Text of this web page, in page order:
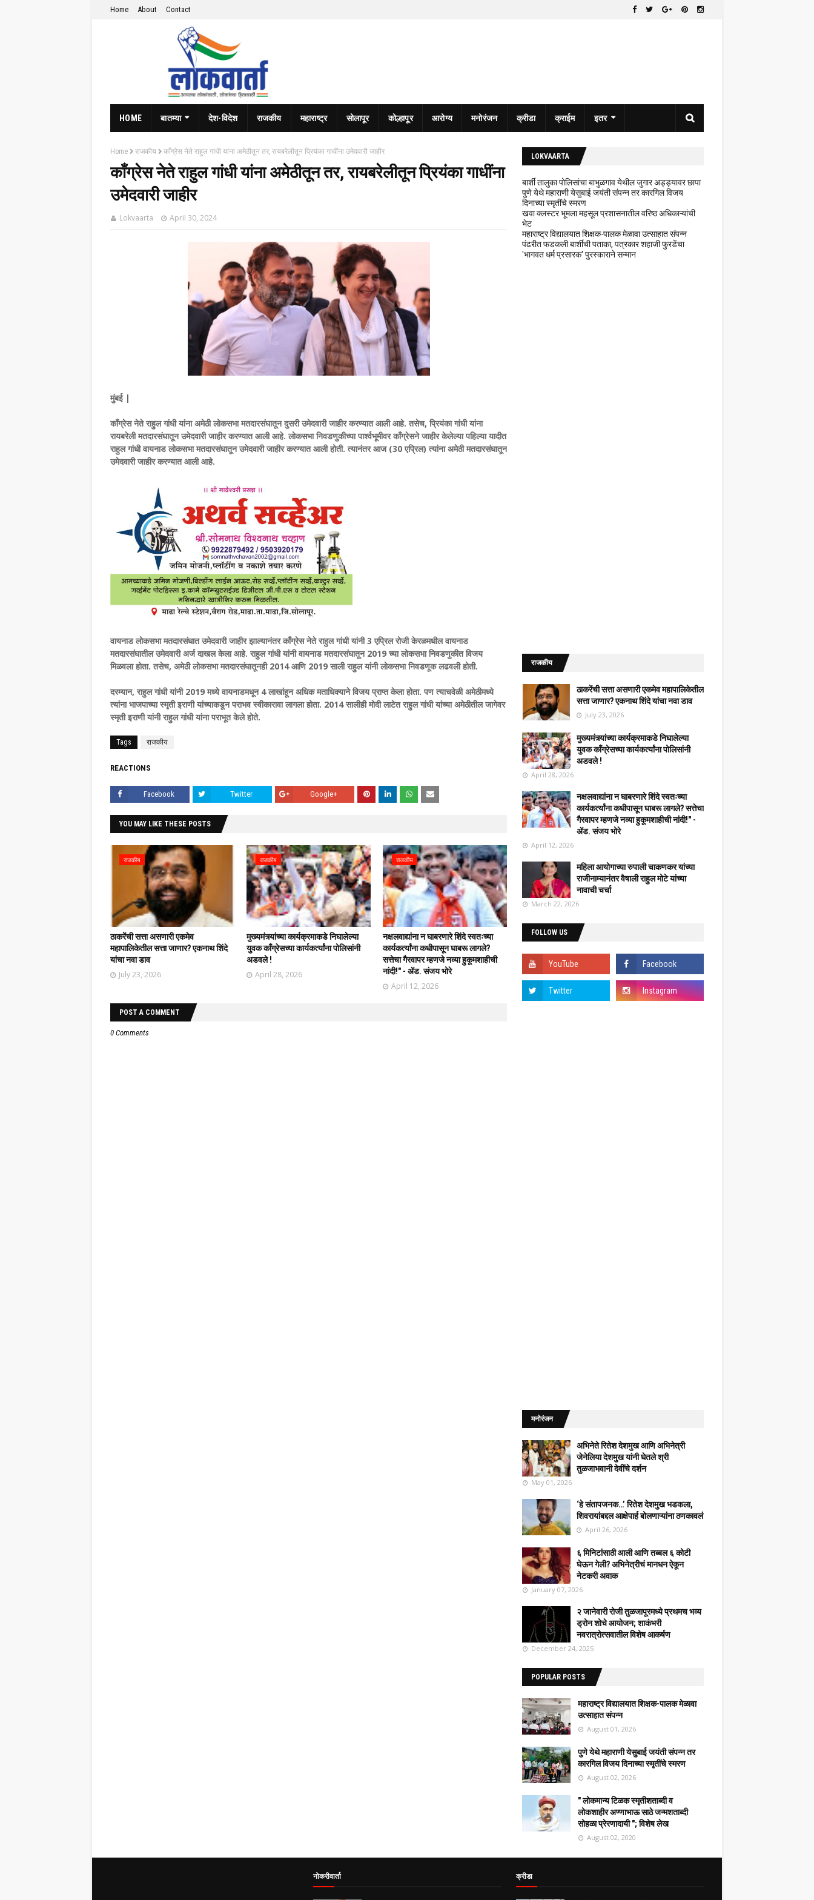
Home About Contact
HOME बातम्या देश-विदेश राजकीय महाराष्ट्र सोलापूर कोल्हापूर आरोग्य मनोरंजन क्रीडा क्राईम इतर
Home राजकीय काँग्रेस नेते राहुल गांधी यांना अमेठीतून तर, रायबरेलीतून प्रियंका गाधींना उमेदवारी जाहीर
काँग्रेस नेते राहुल गांधी यांना अमेठीतून तर, रायबरेलीतून प्रियंका गाधींना
उमेदवारी जाहीर
Lokvaarta April 30, 2024
मुंबई |
काँग्रेस नेते राहुल गांधी यांना अमेठी लोकसभा मतदारसंघातून दुसरी उमेदवारी जाहीर करण्यात आली आहे. तसेच, प्रियंका गांधी यांना
रायबरेली मतदारसंघातून उमेदवारी जाहीर करण्यात आली आहे. लोकसभा निवडणुकीच्या पार्श्वभूमीवर काँग्रेसने जाहीर केलेल्या पहिल्या यादीत
राहुल गांधी वायनाड लोकसभा मतदारसंघातून उमेदवारी जाहीर करण्यात आली होती. त्यानंतर आज (30 एप्रिल) त्यांना अमेठी मतदारसंघातून
उमेदवारी जाहीर करण्यात आली आहे.
वायनाड लोकसभा मतदारसंघात उमेदवारी जाहीर झाल्यानंतर काँग्रेस नेते राहुल गांधी यांनी 3 एप्रिल रोजी केरळमधील वायनाड
मतदारसंघातील उमेदवारी अर्ज दाखल केला आहे. राहुल गांधी यांनी वायनाड मतदारसंघातून 2019 च्या लोकसभा निवडणुकीत विजय
मिळवला होता. तसेच, अमेठी लोकसभा मतदारसंघातूनही 2014 आणि 2019 साली राहुल यांनी लोकसभा निवडणूक लढवली होती.
दरम्यान, राहुल गांधी यांनी 2019 मध्ये वायनाडमधून 4 लाखांहून अधिक मताधिक्याने विजय प्राप्त केला होता. पण त्याचवेळी अमेठीमध्ये
त्यांना भाजपाच्या स्मृती इराणी यांच्याकडून पराभव स्वीकारावा लागला होता. 2014 सालीही मोदी लाटेत राहुल गांधी यांच्या अमेठीतील जागेवर
स्मृती इराणी यांनी राहुल गांधी यांना पराभूत केले होते.
Tags राजकीय
REACTIONS
Facebook Twitter Google+
YOU MAY LIKE THESE POSTS
राजकीय
ठाकरेंची सत्ता असणारी एकमेव
महापालिकेतील सत्ता जाणार? एकनाथ शिंदे
यांचा नवा डाव
July 23, 2026
राजकीय
मुख्यमंत्र्यांच्या कार्यक्रमाकडे निघालेल्या
युवक काँग्रेसच्या कार्यकर्त्यांना पोलिसांनी
अडवले !
April 28, 2026
राजकीय
नक्षलवाद्यांना न घाबरणारे शिंदे स्वतःच्या
कार्यकर्त्यांना कधीपासून घाबरू लागले?
सत्तेचा गैरवापर म्हणजे नव्या हुकूमशाहीची
नांदी!" - ॲड. संजय भोरे
April 12, 2026
POST A COMMENT
0 Comments
LOKVAARTA
बार्शी तालुका पोलिसांचा बाभुळगाव येथील जुगार अड्ड्यावर छापा
पुणे येथे महाराणी येसुबाई जयंती संपन्न तर कारगिल विजय
दिनाच्या स्मृतींचे स्मरण
खवा क्लस्टर भूमला महसूल प्रशासनातील वरिष्ठ अधिकाऱ्यांची
भेट
महाराष्ट्र विद्यालयात शिक्षक-पालक मेळावा उत्साहात संपन्न
पंढरीत फडकली बार्शीची पताका, पत्रकार शहाजी फुरडेंचा
'भागवत धर्म प्रसारक' पुरस्काराने सन्मान
राजकीय
ठाकरेंची सत्ता असणारी एकमेव महापालिकेतील
सत्ता जाणार? एकनाथ शिंदे यांचा नवा डाव
July 23, 2026
मुख्यमंत्र्यांच्या कार्यक्रमाकडे निघालेल्या
युवक काँग्रेसच्या कार्यकर्त्यांना पोलिसांनी
अडवले !
April 28, 2026
नक्षलवाद्यांना न घाबरणारे शिंदे स्वतःच्या
कार्यकर्त्यांना कधीपासून घाबरू लागले? सत्तेचा
गैरवापर म्हणजे नव्या हुकूमशाहीची नांदी!" -
ॲड. संजय भोरे
April 12, 2026
महिला आयोगाच्या रुपाली चाकणकर यांच्या
राजीनाम्यानंतर वैषाली राहुल मोटे यांच्या
नावाची चर्चा
March 22, 2026
FOLLOW US
मनोरंजन
अभिनेते रितेश देशमुख आणि अभिनेत्री
जेनेलिया देशमुख यांनी घेतले श्री
तुळजाभवानी देवींचे दर्शन
May 01, 2026
‘हे संतापजनक…’ रितेश देशमुख भडकला,
शिवरायांबद्दल आक्षेपार्ह बोलणाऱ्यांना ठणकावलं
April 26, 2026
६ मिनिटांसाठी आली आणि तब्बल ६ कोटी
घेऊन गेली? अभिनेत्रीचं मानधन ऐकून
नेटकरी अवाक
January 07, 2026
२ जानेवारी रोजी तुळजापूरमध्ये प्रथमच भव्य
ड्रोन शोचे आयोजन; शाकंभरी
नवरात्रोत्सवातील विशेष आकर्षण
December 24, 2025
POPULAR POSTS
महाराष्ट्र विद्यालयात शिक्षक-पालक मेळावा
उत्साहात संपन्न
August 01, 2026
पुणे येथे महाराणी येसुबाई जयंती संपन्न तर
कारगिल विजय दिनाच्या स्मृतींचे स्मरण
August 02, 2026
" लोकमान्य टिळक स्मृतीशताब्दी व
लोकशाहीर अण्णाभाऊ साठे जन्मशताब्दी
सोहळा प्रेरणादायी "; विशेष लेख
August 02, 2020
नोकरीवार्ता क्रीडा